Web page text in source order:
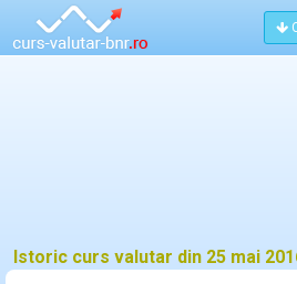
Istoric curs valutar din 25 mai